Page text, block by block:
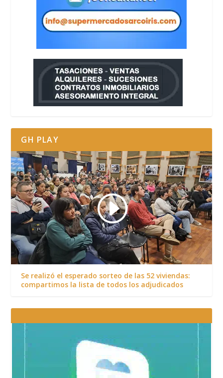
GH PLAY
Se realizó el esperado sorteo de las 52 viviendas:
compartimos la lista de todos los adjudicados